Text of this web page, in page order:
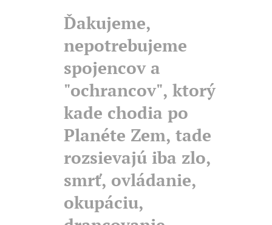
Ďakujeme,
nepotrebujeme
spojencov a
"ochrancov", ktorý
kade chodia po
Planéte Zem, tade
rozsievajú iba zlo,
smrť, ovládanie,
okupáciu,